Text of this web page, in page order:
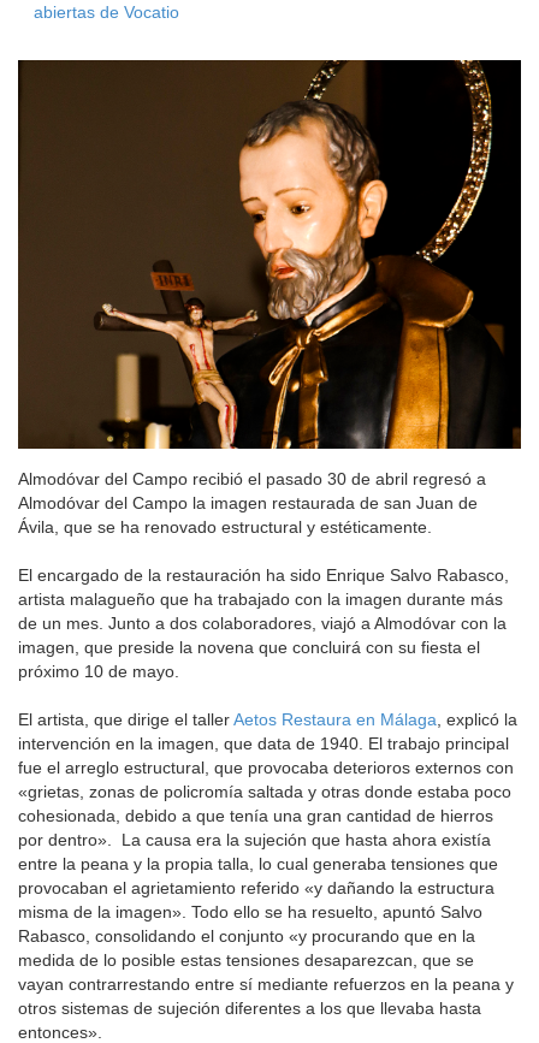
abiertas de Vocatio
Almodóvar del Campo recibió el pasado 30 de abril regresó a
Almodóvar del Campo la imagen restaurada de san Juan de
Ávila, que se ha renovado estructural y estéticamente.
El encargado de la restauración ha sido Enrique Salvo Rabasco,
artista malagueño que ha trabajado con la imagen durante más
de un mes. Junto a dos colaboradores, viajó a Almodóvar con la
imagen, que preside la novena que concluirá con su fiesta el
próximo 10 de mayo.
El artista, que dirige el tallerAetos Restaura en Málaga , explicó la
intervención en la imagen, que data de 1940. El trabajo principal
fue el arreglo estructural, que provocaba deterioros externos con
«grietas, zonas de policromía saltada y otras donde estaba poco
cohesionada, debido a que tenía una gran cantidad de hierros
por dentro». La causa era la sujeción que hasta ahora existía
entre la peana y la propia talla, lo cual generaba tensiones que
provocaban el agrietamiento referido «y dañando la estructura
misma de la imagen». Todo ello se ha resuelto, apuntó Salvo
Rabasco, consolidando el conjunto «y procurando que en la
medida de lo posible estas tensiones desaparezcan, que se
vayan contrarrestando entre sí mediante refuerzos en la peana y
otros sistemas de sujeción diferentes a los que llevaba hasta
entonces».